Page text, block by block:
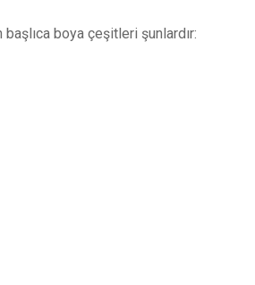
boya çeşitleri şunlardır: